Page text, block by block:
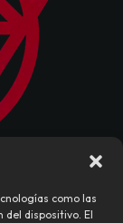
como las
del dispositivo. El